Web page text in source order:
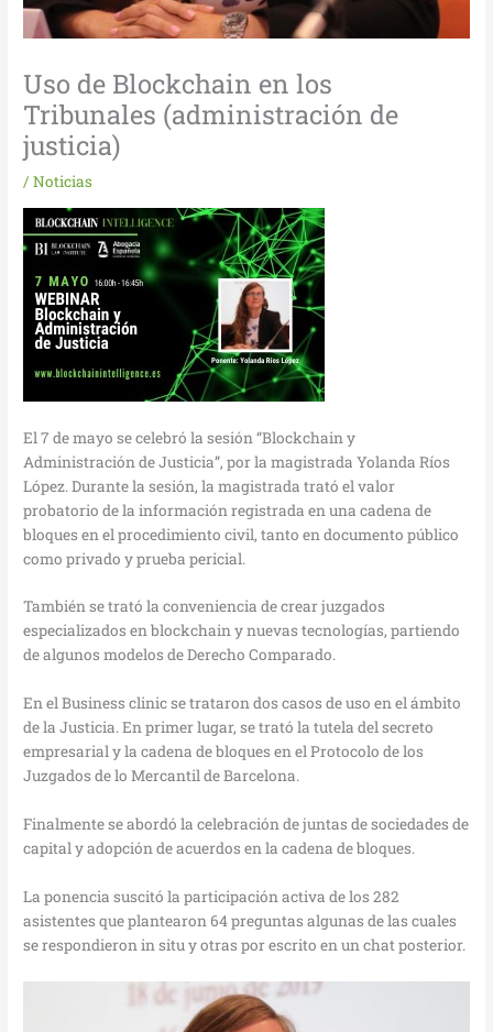
Uso de Blockchain en los
Tribunales (administración de
justicia)
/Noticias
El 7 de mayo se celebró la sesión “Blockchain y
Administración de Justicia”, por la magistrada Yolanda Ríos
López. Durante la sesión, la magistrada trató el valor
probatorio de la información registrada en una cadena de
bloques en el procedimiento civil, tanto en documento público
como privado y prueba pericial.
También se trató la conveniencia de crear juzgados
especializados en blockchain y nuevas tecnologías, partiendo
de algunos modelos de Derecho Comparado.
En el Business clinic se trataron dos casos de uso en el ámbito
de la Justicia. En primer lugar, se trató la tutela del secreto
empresarial y la cadena de bloques en el Protocolo de los
Juzgados de lo Mercantil de Barcelona.
Finalmente se abordó la celebración de juntas de sociedades de
capital y adopción de acuerdos en la cadena de bloques.
La ponencia suscitó la participación activa de los 282
asistentes que plantearon 64 preguntas algunas de las cuales
se respondieron in situ y otras por escrito en un chat posterior.